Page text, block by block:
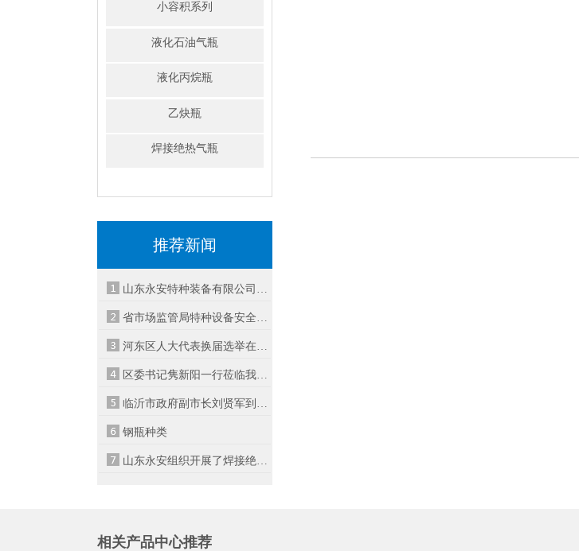
小容积系列
液化石油气瓶
液化丙烷瓶
乙炔瓶
焊接绝热气瓶
推荐新闻
钢瓶种类
相关产品中心推荐